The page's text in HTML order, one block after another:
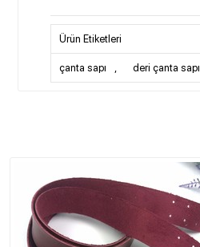
Ürün Etiketleri
çanta sapı , deri çanta sapı